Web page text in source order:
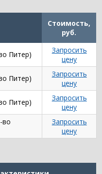
Стоимость,
руб.
Питер)
Запросить
цену
Питер)
Запросить
цену
Питер)
Запросить
цену
во
Запросить
цену